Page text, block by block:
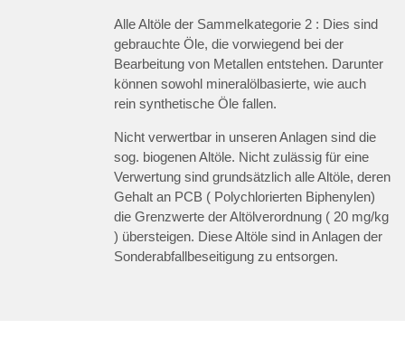
Alle Altöle der Sammelkategorie 2 : Dies sind
gebrauchte Öle, die vorwiegend bei der
Bearbeitung von Metallen entstehen. Darunter
können sowohl mineralölbasierte, wie auch
rein synthetische Öle fallen.
Nicht verwertbar in unseren Anlagen sind die
sog. biogenen Altöle. Nicht zulässig für eine
Verwertung sind grundsätzlich alle Altöle, deren
Gehalt an PCB ( Polychlorierten Biphenylen)
die Grenzwerte der Altölverordnung ( 20 mg/kg
) übersteigen. Diese Altöle sind in Anlagen der
Sonderabfallbeseitigung zu entsorgen.